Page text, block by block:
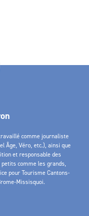
comme journaliste
Âge, Véro, etc.), ainsi que
et responsable des
comme les grands,
pour Tourisme Cantons-
Missisquoi.